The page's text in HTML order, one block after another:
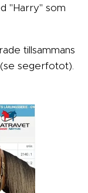
"Harry" som
tillsammans
segerfotot).